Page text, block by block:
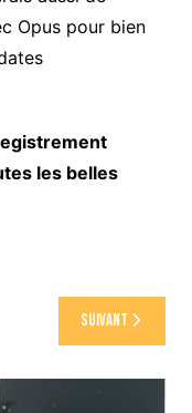
Opus pour bien
les belles
Suivant